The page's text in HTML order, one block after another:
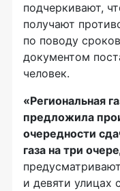
подчеркивают,
получают
по поводу
документом
человек.
«Региональная
предложила
очередности
газа на три
и девяти улицах